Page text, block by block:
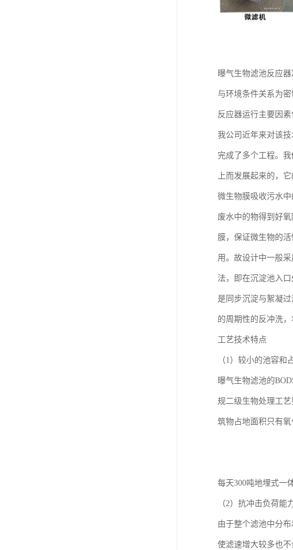
曝气生物滤池反应
与环境条件关系为
反应器运行主要因
我公司近年来对该
完成了多个工程。
上而发展起来的，
微生物膜吸收污水
废水中的物得到好
膜，保证微生物的
用。故设计中一般
法，即在沉淀池入
是同步沉淀与絮凝
的周期性的反冲洗
工艺技术特点
（1）较小的池容和
曝气生物滤池的
规二级生物处理工
筑物占地面积只有氧
每天300吨地埋式一
（2）抗冲击负荷能
由于整个滤池中分
使滤速增大较多也不